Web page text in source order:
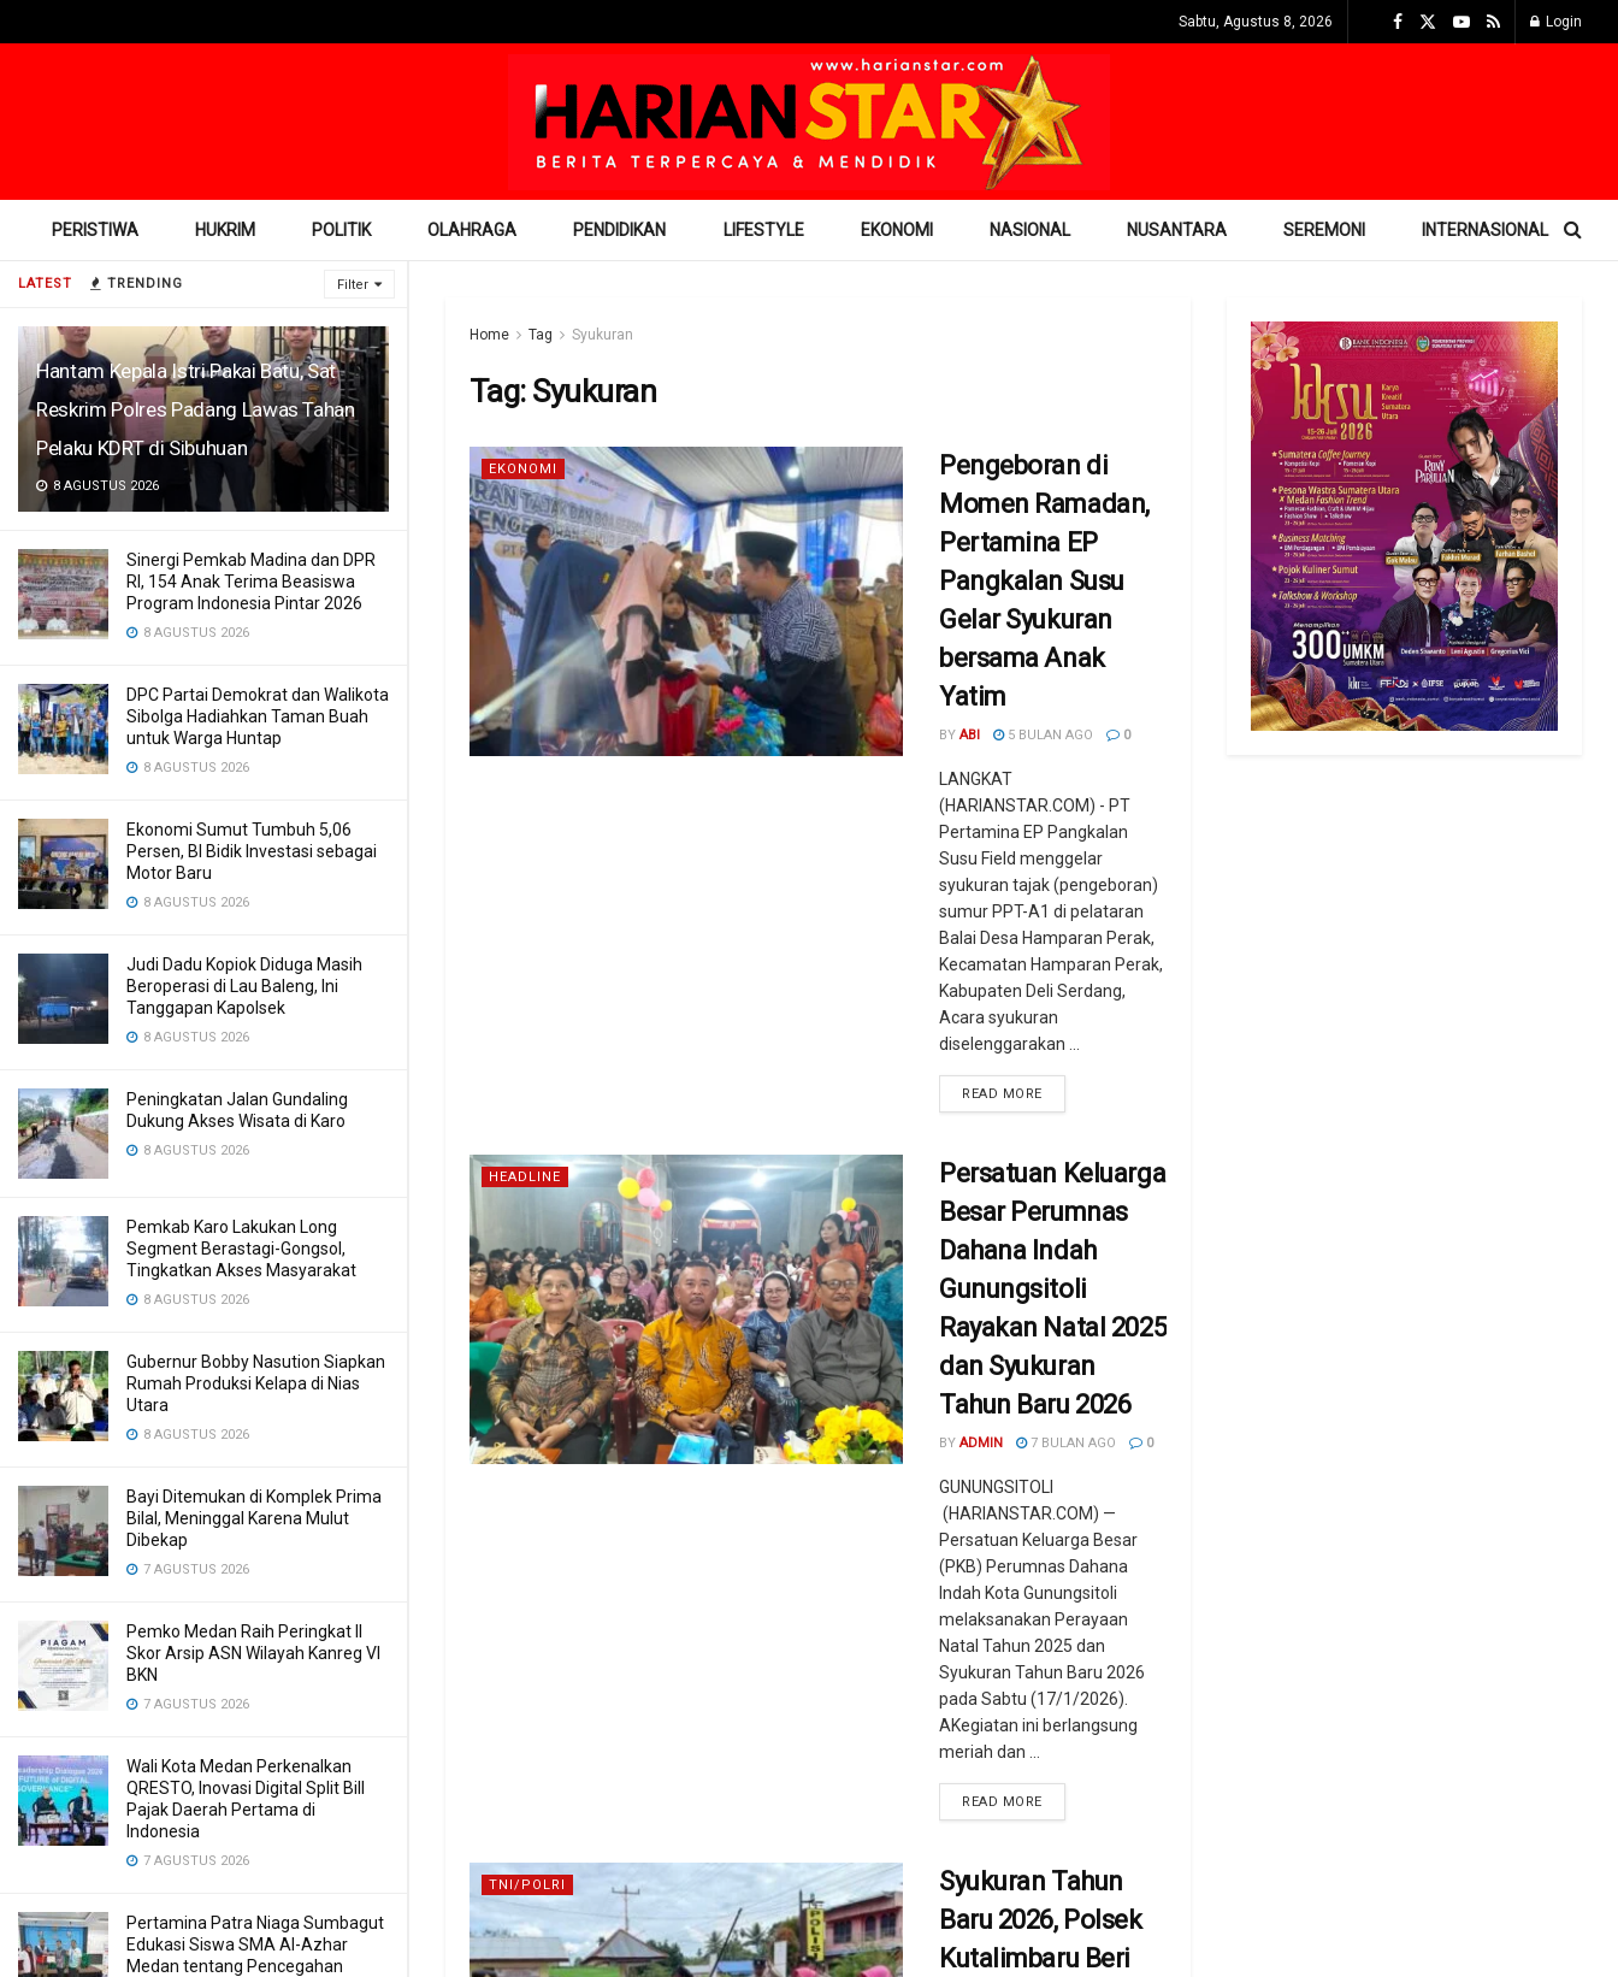
LATEST TRENDING Filter
Hantam Kepala Istri Pakai Batu, Sat
Reskrim Polres Padang Lawas Tahan
Pelaku KDRT di Sibuhuan
8 AGUSTUS 2026
Sinergi Pemkab Madina dan DPR
RI, 154 Anak Terima Beasiswa
Program Indonesia Pintar 2026
8 AGUSTUS 2026
DPC Partai Demokrat dan Walikota
Sibolga Hadiahkan Taman Buah
untuk Warga Huntap
8 AGUSTUS 2026
Ekonomi Sumut Tumbuh 5,06
Persen, BI Bidik Investasi sebagai
Motor Baru
8 AGUSTUS 2026
Judi Dadu Kopiok Diduga Masih
Beroperasi di Lau Baleng, Ini
Tanggapan Kapolsek
8 AGUSTUS 2026
Peningkatan Jalan Gundaling
Dukung Akses Wisata di Karo
8 AGUSTUS 2026
Pemkab Karo Lakukan Long
Segment Berastagi-Gongsol,
Tingkatkan Akses Masyarakat
8 AGUSTUS 2026
Gubernur Bobby Nasution Siapkan
Rumah Produksi Kelapa di Nias
Utara
8 AGUSTUS 2026
Bayi Ditemukan di Komplek Prima
Bilal, Meninggal Karena Mulut
Dibekap
7 AGUSTUS 2026
Pemko Medan Raih Peringkat II
Skor Arsip ASN Wilayah Kanreg VI
BKN
7 AGUSTUS 2026
Wali Kota Medan Perkenalkan
QRESTO, Inovasi Digital Split Bill
Pajak Daerah Pertama di
Indonesia
7 AGUSTUS 2026
Pertamina Patra Niaga Sumbagut
Edukasi Siswa SMA Al-Azhar
Medan tentang Pencegahan
Sabtu, Agustus 8, 2026 Login
PERISTIWA HUKRIM POLITIK OLAHRAGA PENDIDIKAN LIFESTYLE EKONOMI NASIONAL NUSANTARA SEREMONI INTERNASIONAL
Home Tag Syukuran
Tag: Syukuran
EKONOMI
Pengeboran di
Momen Ramadan,
Pertamina EP
Pangkalan Susu
Gelar Syukuran
bersama Anak
Yatim
BY ABI 5 BULAN AGO 0
LANGKAT
(HARIANSTAR.COM) - PT
Pertamina EP Pangkalan
Susu Field menggelar
syukuran tajak (pengeboran)
sumur PPT-A1 di pelataran
Balai Desa Hamparan Perak,
Kecamatan Hamparan Perak,
Kabupaten Deli Serdang,
Acara syukuran
diselenggarakan ...
READ MORE
HEADLINE
Persatuan Keluarga
Besar Perumnas
Dahana Indah
Gunungsitoli
Rayakan Natal 2025
dan Syukuran
Tahun Baru 2026
BY ADMIN 7 BULAN AGO 0
GUNUNGSITOLI
(HARIANSTAR.COM) —
Persatuan Keluarga Besar
(PKB) Perumnas Dahana
Indah Kota Gunungsitoli
melaksanakan Perayaan
Natal Tahun 2025 dan
Syukuran Tahun Baru 2026
pada Sabtu (17/1/2026).
AKegiatan ini berlangsung
meriah dan ...
READ MORE
TNI/POLRI
Syukuran Tahun
Baru 2026, Polsek
Kutalimbaru Beri